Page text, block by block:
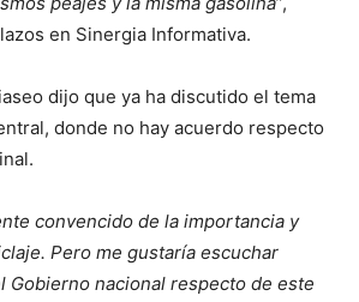
en Sinergia Informativa.
dijo que ya ha discutido el tema
donde no hay acuerdo respecto
convencido de la importancia y
Pero me gustaría escuchar
Gobierno nacional respecto de este